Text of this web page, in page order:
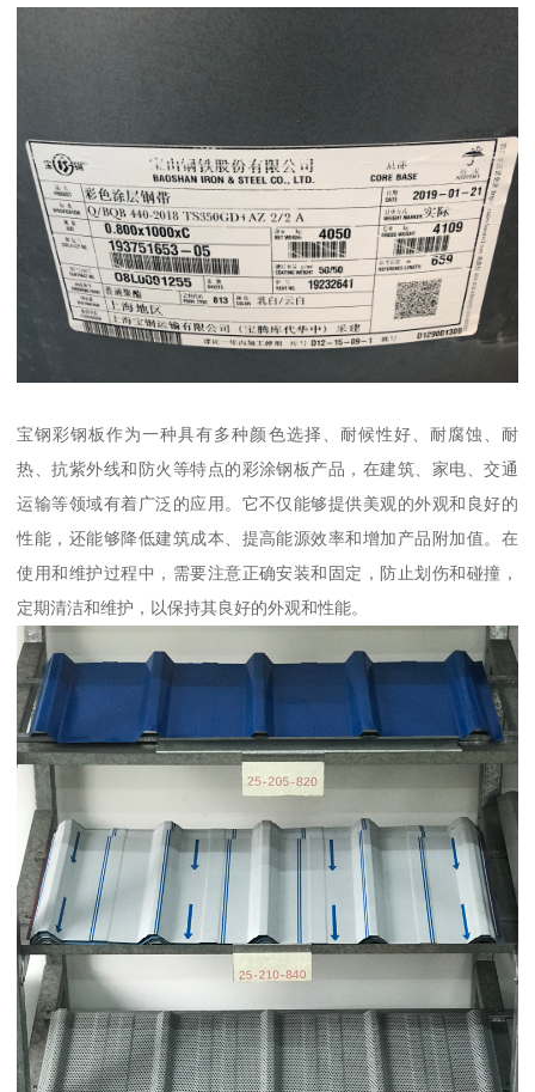
宝钢彩钢板作为一种具有多种颜色选择、耐候性好、耐腐蚀、耐
热、抗紫外线和防火等特点的彩涂钢板产品，在建筑、家电、交通
运输等领域有着广泛的应用。它不仅能够提供美观的外观和良好的
性能，还能够降低建筑成本、提高能源效率和增加产品附加值。在
使用和维护过程中，需要注意正确安装和固定，防止划伤和碰撞，
定期清洁和维护，以保持其良好的外观和性能。